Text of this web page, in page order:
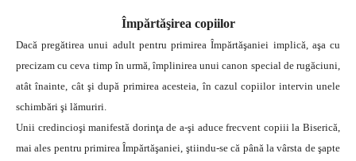
Împărtăşirea copiilor
Dacă pregătirea unui adult pentru primirea Împărtăşaniei implică, aşa cu
precizam cu ceva timp în urmă, împlinirea unui canon special de rugăciuni,
atât înainte, cât şi după primirea acesteia, în cazul copiilor intervin unele
schimbări şi lămuriri.
Unii credincioşi manifestă dorinţa de a-şi aduce frecvent copiii la Biserică,
mai ales pentru primirea Împărtăşaniei, ştiindu-se că până la vârsta de şapte